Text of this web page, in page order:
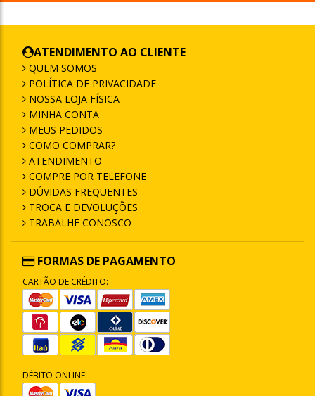
ATENDIMENTO AO CLIENTE
QUEM SOMOS
POLÍTICA DE PRIVACIDADE
NOSSA LOJA FÍSICA
MINHA CONTA
MEUS PEDIDOS
COMO COMPRAR?
ATENDIMENTO
COMPRE POR TELEFONE
DÚVIDAS FREQUENTES
TROCA E DEVOLUÇÕES
TRABALHE CONOSCO
FORMAS DE PAGAMENTO
CARTÃO DE CRÉDITO:
DÉBITO ONLINE: